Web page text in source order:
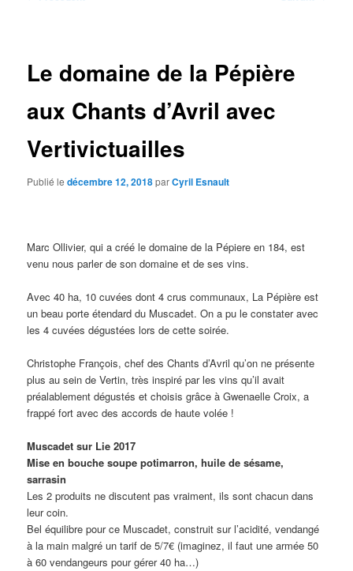
Le domaine de la Pépière
aux Chants d’Avril avec
Vertivictuailles
Publié ledécembre 12, 2018parCyril Esnault
Marc Ollivier, qui a créé le domaine de la Pépiere en 184, est
venu nous parler de son domaine et de ses vins.
Avec 40 ha, 10 cuvées dont 4 crus communaux, La Pépière est
un beau porte étendard du Muscadet. On a pu le constater avec
les 4 cuvées dégustées lors de cette soirée.
Christophe François, chef des Chants d’Avril qu’on ne présente
plus au sein de Vertin, très inspiré par les vins qu’il avait
préalablement dégustés et choisis grâce à Gwenaelle Croix, a
frappé fort avec des accords de haute volée !
Muscadet sur Lie 2017
Mise en bouche soupe potimarron, huile de sésame,
sarrasin
Les 2 produits ne discutent pas vraiment, ils sont chacun dans
leur coin.
Bel équilibre pour ce Muscadet, construit sur l’acidité, vendangé
à la main malgré un tarif de 5/7€ (imaginez, il faut une armée 50
à 60 vendangeurs pour gérer 40 ha…)